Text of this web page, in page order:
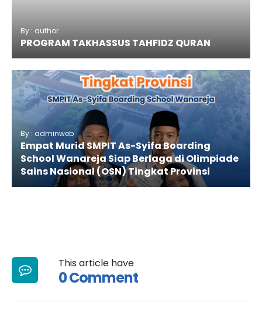
By : author
PROGRAM TAKHASSUS TAHFIDZ QURAN
By : adminweb
Empat Murid SMPIT As-Syifa Boarding
School Wanareja Siap Berlaga di Olimpiade
Sains Nasional (OSN) Tingkat Provinsi
This article have
0 Comment